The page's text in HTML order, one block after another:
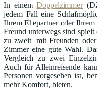
In einemDoppelzimmer
jedem Fall eine
Ihrem Ehepartner oder
Freund unterwegs sind
zu zweit, mit Freunden
Zimmer eine gute Wahl.
Vergleich zu zwei
Auch für Alleinreisende
Personen vorgesehen ist,
mehr Komfort, bieten.